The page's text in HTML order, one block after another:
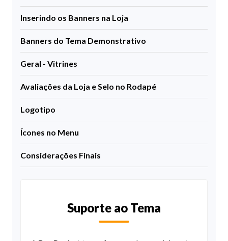
Inserindo os Banners na Loja
Banners do Tema Demonstrativo
Geral - Vitrines
Avaliações da Loja e Selo no Rodapé
Logotipo
Ícones no Menu
Considerações Finais
Suporte ao Tema